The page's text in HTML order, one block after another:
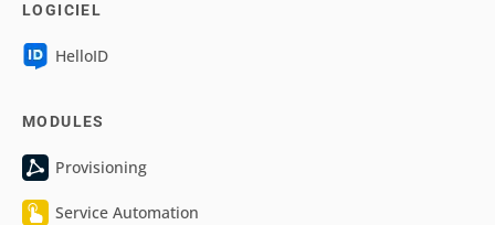
LOGICIEL
HelloID
MODULES
Provisioning
Service Automation